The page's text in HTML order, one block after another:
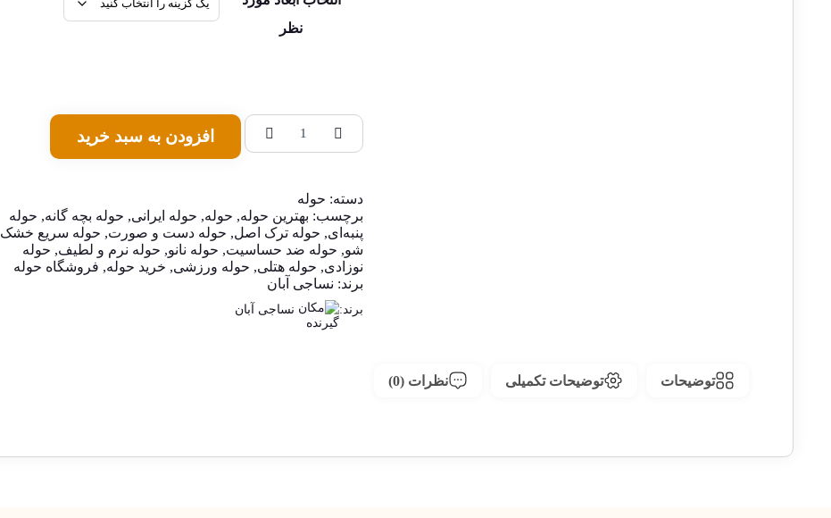
نظر
افزودن به سبد خرید
دسته: حوله
برچسب: بهترین حوله, حوله, حوله ایرانی, حوله بچه گانه, حوله
پنبه‌ای, حوله ترک اصل, حوله دست و صورت, حوله سریع خشک
شو, حوله ضد حساسیت, حوله نانو, حوله نرم و لطیف, حوله
نوزادی, حوله هتلی, حوله ورزشی, خرید حوله, فروشگاه حوله
برند: نساجی آبان
برند: نساجی آبان
توضیحات توضیحات تکمیلی نظرات (0)